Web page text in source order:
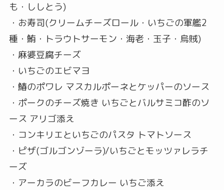
も・ししとう)
・お寿司(クリームチーズロール・いちごの軍艦2
種・鮪・トラウトサーモン・海老・玉子・烏賊)
・麻婆豆腐チーズ
・いちごのエビマヨ
・鰆のポワレ マスカルポーネとケッパーのソース
・ポークのチーズ焼き いちごとバルサミコ酢のソ
ース アリゴ添え
・コンキリエといちごのパスタ トマトソース
・ピザ(ゴルゴンゾーラ)/いちごとモッツァレラチ
ーズ
・アーカラのビーフカレー いちご添え